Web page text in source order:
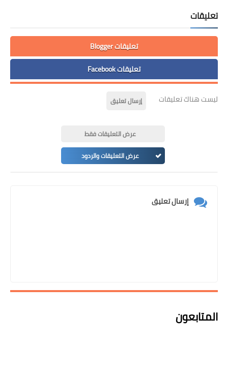
تعليقات Blogger
تعليقات Facebook
هناك تعليقات إرسال تعليق
عرض التعليقات فقط
عرض التعليقات والردود
إرسال تعليق